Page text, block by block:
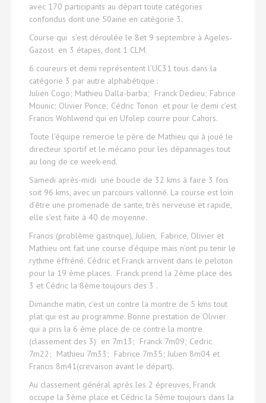
avec 170 participants au départ toute catégories
confondus dont une 50aine en catégorie 3.
Course qui s’est déroulée le 8et 9 septembre à Ageles-
Gazost en 3 étapes, dont 1 CLM.
6 coureurs et demi représentent l’UC31 tous dans la
catégorie 3 par autre alphabétique :
Julien Cogo; Mathieu Dalla-barba; Franck Dedieu; Fabrice
Mounic; Olivier Ponce; Cédric Tonon et pour le demi c’est
Francis Wohlwend qui en Ufolep courre pour Cahors.
Toute l’équipe remercie le père de Mathieu qui à joué le
directeur sportif et le mécano pour les dépannages tout
au long de ce week-end.
Samedi après-midi une boucle de 32 kms à faire 3 fois
soit 96 kms, avec un parcours vallonné. La course est loin
d’être une promenade de sante, très nerveuse et rapide,
elle s’est faite à 40 de moyenne.
Francis (problème gastrique), Julien, Fabrice, Olivier et
Mathieu ont fait une course d’équipe mais n’ont pu tenir le
rythme éffréné. Cédric et Franck arrivent dans le peloton
pour la 19 ème places. Franck prend la 2ème place des
3 et Cédric la 8ème toujours des 3 .
Dimanche matin, c’est un contre la montre de 5 kms tout
plat qui est au programme. Bonne prestation de Olivier
qui a pris la 6 ème place de ce contre la montre
(classement des 3) en 7m13; Franck 7m09; Cedric
7m22; Mathieu 7m33; Fabrice 7m35; Julien 8m04 et
Francis 8m41(crevaison avant le départ).
Au classement général après les 2 épreuves, Franck
occupe la 3ème place et Cédric la 5ème toujours dans la